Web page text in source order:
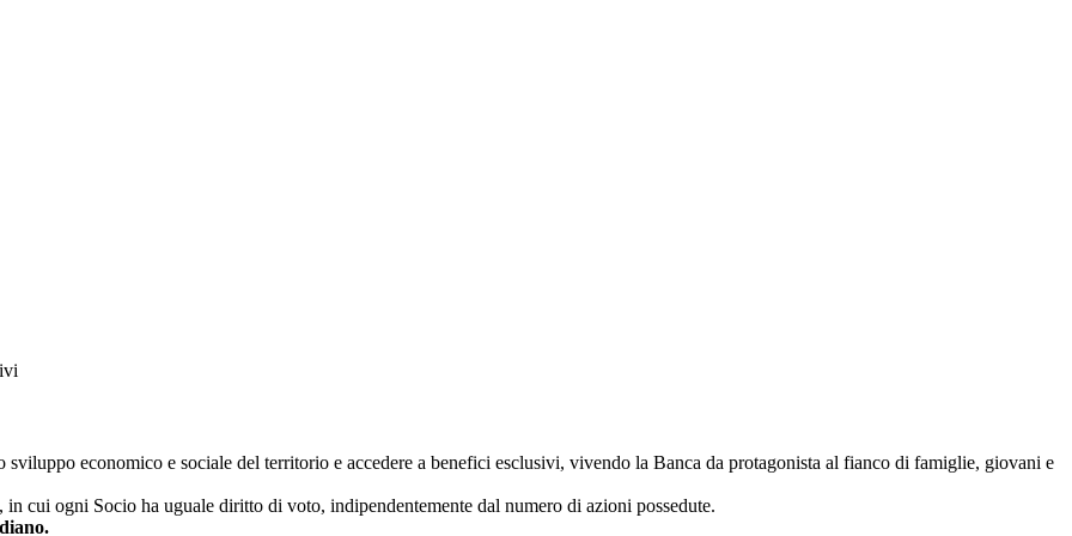
economico e sociale del territorio e accedere a benefici esclusivi, vivendo la Banca da protagonista al fianco di famiglie, giovani e
cui ogni Socio ha uguale diritto di voto, indipendentemente dal numero di azioni possedute.